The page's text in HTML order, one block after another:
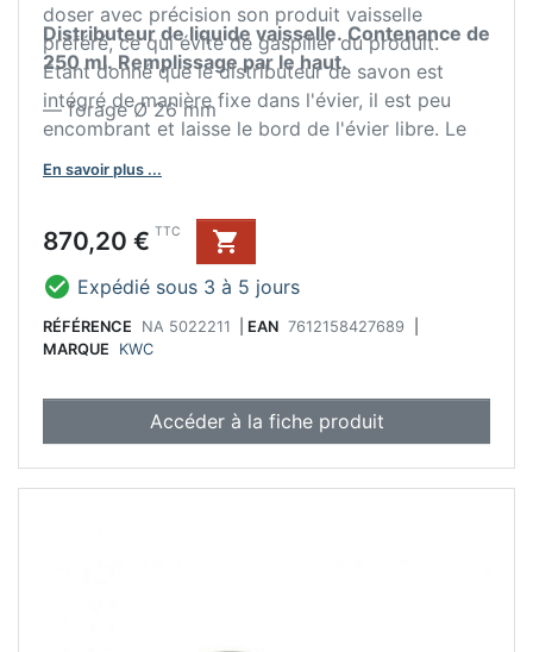
doser avec précision son produit vaisselle
préféré, ce qui évite de gaspiller du produit.
Étant donné que le distributeur de savon est
intégré de manière fixe dans l'évier, il est peu
encombrant et laisse le bord de l'évier libre. Le
matériau utilisé se caractérise par sa longévité,
sa robustesse et sa facilité d'entretien. Grâce au
remplissage facile par le haut, le distributeur de
produit à vaisselle facilite le quotidien de la
cuisine et convainc par son maniement
confortable.
Distributeur de liquide vaisselle. Contenance de
250 ml. Remplissage par le haut.
— forage Ø 26 mm
En savoir plus ...
Prix
870,20 € TTC

 Expédié sous 3 à 5 jours
RÉFÉRENCE NA 5022211 EAN 7612158427689
MARQUE
KWC
Accéder à la fiche produit